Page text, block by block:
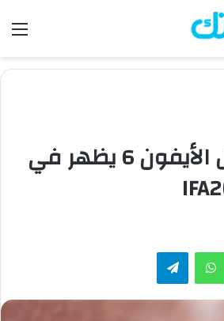
نموذج لشكل الأيفون 6 يظهر في
واتساب